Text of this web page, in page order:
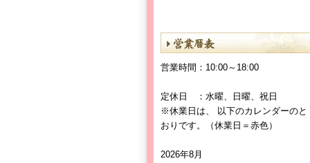
営業時間：10:00～18:00
定休日 ：水曜、日曜、祝日
※休業日は、 以下のカレンダーのと
おりです。（休業日＝赤色）
2026年8月